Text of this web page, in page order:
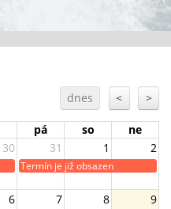
dnes < >
pá so
ne
30 31 1 2
Termín je již obsazen
6 7 8 9